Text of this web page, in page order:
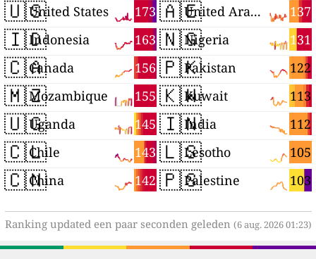
🇺🇸 173
United States
🇮🇩 163
Indonesia
🇨🇦 156
Canada
🇲🇿 155
Mozambique
🇺🇬 145
Uganda
🇨🇱 143
Chile
🇨🇳 142
China
🇦🇪 137
United Arab Emirates
🇳🇬 131
Nigeria
🇵🇰 122
Pakistan
🇰🇼 113
Kuwait
🇮🇳 112
India
🇱🇸 105
Lesotho
🇵🇸 103
Palestine
Ranking updated een paar seconden geleden (6 aug. 2026 01:23)